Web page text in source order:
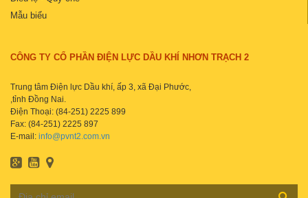
Mẫu biểu
CÔNG TY CỔ PHẦN ĐIỆN LỰC DẦU KHÍ NHƠN TRẠCH 2
Trung tâm Điện lực Dầu khí, ấp 3, xã Đại Phước,
,tỉnh Đồng Nai.
Điện Thoại: (84-251) 2225 899
Fax: (84-251) 2225 897
E-mail: info@pvnt2.com.vn